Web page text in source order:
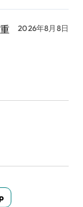
2026年8月8日